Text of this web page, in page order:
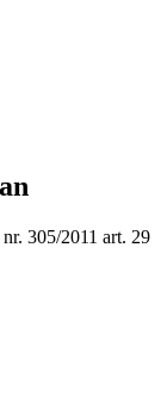
305/2011 art. 29